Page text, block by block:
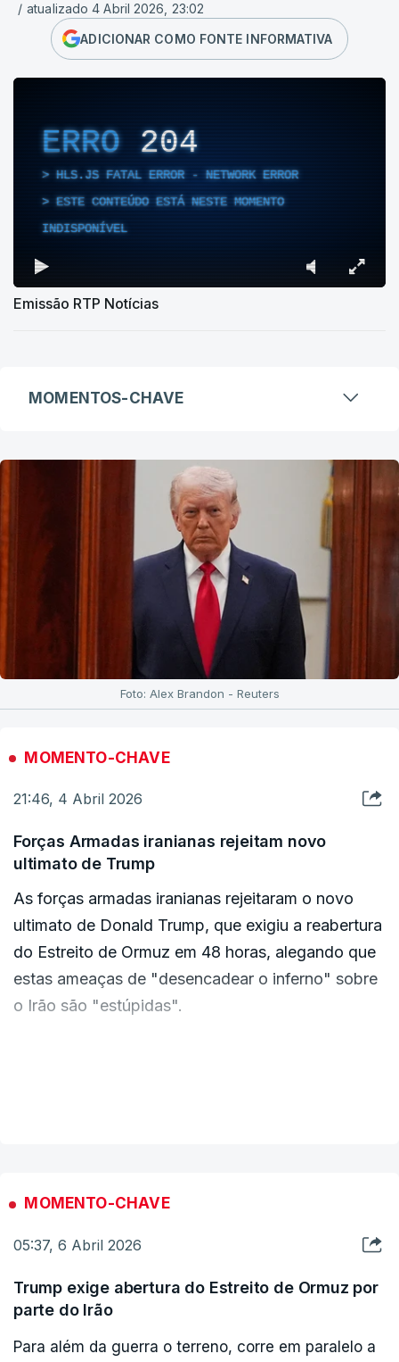
/ atualizado 4 Abril 2026, 23:02
ADICIONAR COMO FONTE INFORMATIVA
ERRO204
HLS.JS FATAL ERROR - NETWORK ERROR
ESTE CONTEÚDO ESTÁ NESTE MOMENTO
INDISPONÍVEL
Emissão RTP Notícias
MOMENTOS-CHAVE
Foto: Alex Brandon - Reuters
MOMENTO-CHAVE
21:46, 4 Abril 2026
Forças Armadas iranianas rejeitam novo
ultimato de Trump
As forças armadas iranianas rejeitaram o novo
ultimato de Donald Trump, que exigiu a reabertura
do Estreito de Ormuz em 48 horas, alegando que
estas ameaças de "desencadear o inferno" sobre
o Irão são "estúpidas".
chefe do comando das forças armadas iranianas,
Telegram.
MOMENTO-CHAVE
05:37, 6 Abril 2026
Trump exige abertura do Estreito de Ormuz por
parte do Irão
Para além da guerra o terreno, corre em paralelo a